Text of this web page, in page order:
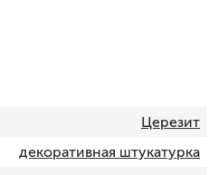
Церезит
декоративная штукатурка